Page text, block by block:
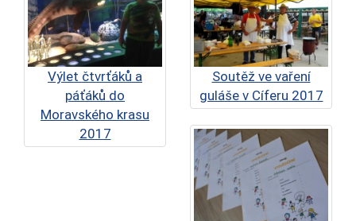
Výlet čtvrťáků a
páťáků do
Moravského krasu
2017
Soutěž ve vaření
guláše v Cíferu 2017